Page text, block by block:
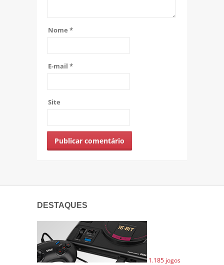
Nome *
E-mail *
Site
DESTAQUES
1.185 jogos